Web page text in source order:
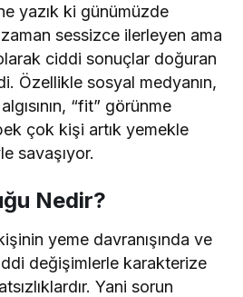
yazık ki günümüzde
sessizce ilerleyen ama
ciddi sonuçlar doğuran
Özellikle sosyal medyanın,
“fit” görünme
çok kişi artık yemekle
savaşıyor.
Nedir?
yeme davranışında ve
değişimlerle karakterize
Yani sorun